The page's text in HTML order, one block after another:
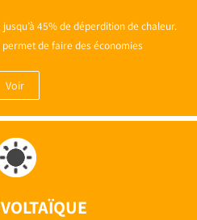
45% de déperdition de chaleur.
de faire des économies
Voir